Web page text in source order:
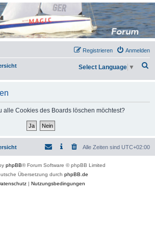
Anmelden
Registrieren
h
Select Language ▼
alle Cookies des Boards löschen möchtest?
Alle Zeiten sind UTC+02:00
phpBB® Forum Software © phpBB Limited
Übersetzung durch phpBB.de
| Nutzungsbedingungen